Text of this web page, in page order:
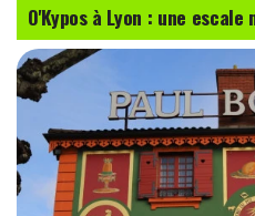
O'Kypos à Lyon : une